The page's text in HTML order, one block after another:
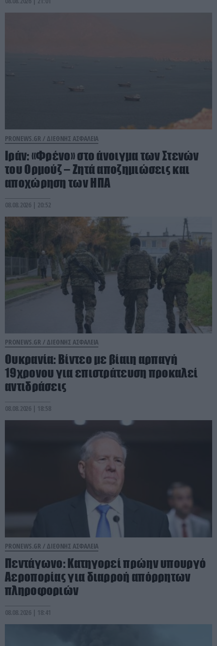
PRONEWS.GR / ΔΙΕΘΝΗΣ ΑΣΦΑΛΕΙΑ
Ιράν: «Φρένο» στο άνοιγμα των Στενών
του Ορμούζ – Ζητά αποζημιώσεις και
αποχώρηση των ΗΠΑ
08.08.2026 | 20:52
PRONEWS.GR / ΔΙΕΘΝΗΣ ΑΣΦΑΛΕΙΑ
Ουκρανία: Βίντεο με βίαιη αρπαγή
19χρονου για επιστράτευση προκαλεί
αντιδράσεις
08.08.2026 | 18:58
PRONEWS.GR / ΔΙΕΘΝΗΣ ΑΣΦΑΛΕΙΑ
Πεντάγωνο: Κατηγορεί πρώην υπουργό
Αεροπορίας για διαρροή απόρρητων
πληροφοριών
08.08.2026 | 18:41